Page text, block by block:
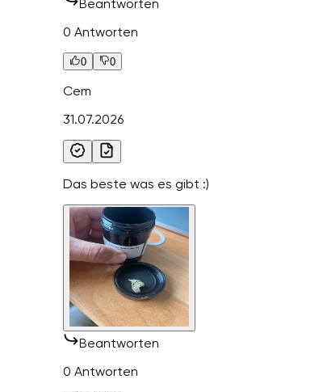
Beantworten
0 Antworten
0 0
Cem
31.07.2026
Das beste was es gibt :)
Beantworten
0 Antworten